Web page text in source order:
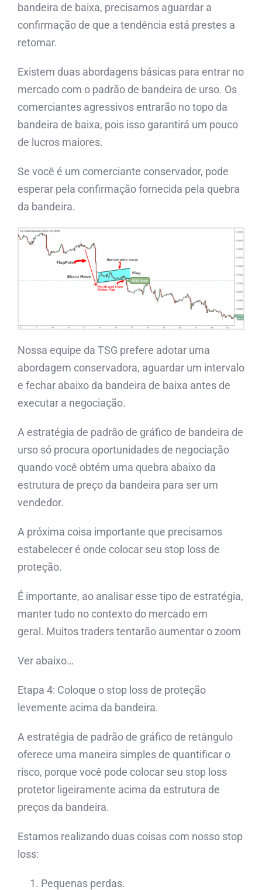
bandeira de baixa, precisamos aguardar a
confirmação de que a tendência está prestes a
retomar.
Existem duas abordagens básicas para entrar no
mercado com o padrão de bandeira de urso. Os
comerciantes agressivos entrarão no topo da
bandeira de baixa, pois isso garantirá um pouco
de lucros maiores.
Se você é um comerciante conservador, pode
esperar pela confirmação fornecida pela quebra
da bandeira.
Nossa equipe da TSG prefere adotar uma
abordagem conservadora, aguardar um intervalo
e fechar abaixo da bandeira de baixa antes de
executar a negociação.
A estratégia de padrão de gráfico de bandeira de
urso só procura oportunidades de negociação
quando você obtém uma quebra abaixo da
estrutura de preço da bandeira para ser um
vendedor.
A próxima coisa importante que precisamos
estabelecer é onde colocar seu stop loss de
proteção.
É importante, ao analisar esse tipo de estratégia,
manter tudo no contexto do mercado em
geral. Muitos traders tentarão aumentar o zoom
Ver abaixo…
Etapa 4: Coloque o stop loss de proteção
levemente acima da bandeira.
A estratégia de padrão de gráfico de retângulo
oferece uma maneira simples de quantificar o
risco, porque você pode colocar seu stop loss
protetor ligeiramente acima da estrutura de
preços da bandeira.
Estamos realizando duas coisas com nosso stop
loss:
Pequenas perdas.